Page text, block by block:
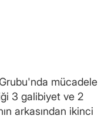
mücadele
3 galibiyet ve 2
arkasından ikinci